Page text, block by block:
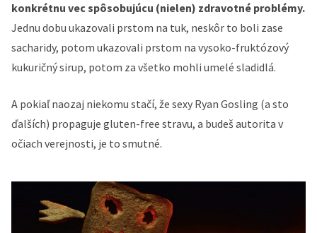
konkrétnu vec spôsobujúcu (nielen) zdravotné problémy.
Jednu dobu ukazovali prstom na tuk, neskôr to boli zase
sacharidy, potom ukazovali prstom na vysoko-fruktózový
kukuričný sirup, potom za všetko mohli umelé sladidlá.
A pokiaľ naozaj niekomu stačí, že sexy Ryan Gosling (a sto
ďalších) propaguje gluten-free stravu, a budeš autorita v
očiach verejnosti, je to smutné.